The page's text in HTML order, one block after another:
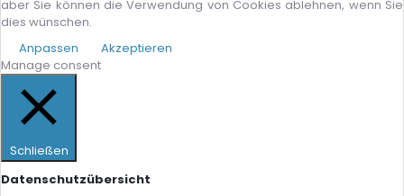
aber Sie können die Verwendung von Cookies ablehnen, wenn Sie
dies wünschen.
Anpassen
Akzeptieren
Manage consent
Schließen
Datenschutzübersicht